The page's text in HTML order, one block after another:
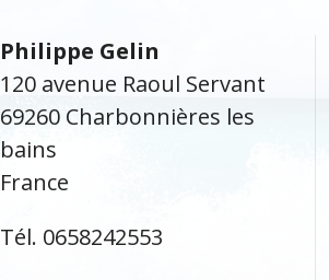
Philippe Gelin
120 avenue Raoul Servant
69260 Charbonnières les
bains
France
Tél. 0658242553